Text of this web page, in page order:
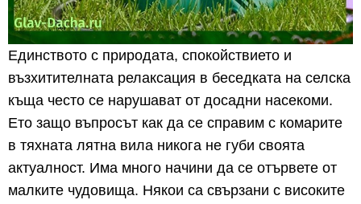
Единството с природата, спокойствието и
възхитителната релаксация в беседката на селска
къща често се нарушават от досадни насекоми.
Ето защо въпросът как да се справим с комарите
в тяхната лятна вила никога не губи своята
актуалност. Има много начини да се отървете от
малките чудовища. Някои са свързани с високите